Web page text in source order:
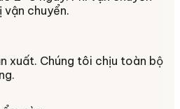
chuyển.
xuất. Chúng tôi chịu toàn bộ